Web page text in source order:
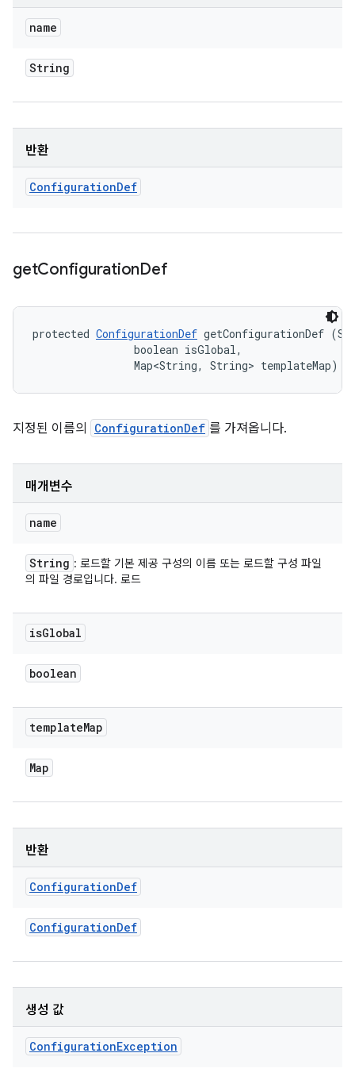
name
String
반환
ConfigurationDef
getConfigurationDef
protected ConfigurationDef getConfigurationDef
                boolean isGlobal,
                Map<String, String> templateMap)
지정된 이름의 ConfigurationDef 를 가져옵니다.
매개변수
name
String : 로드할 기본 제공 구성의 이름 또는 로드할 구성 파일
의 파일 경로입니다. 로드
isGlobal
boolean
templateMap
Map
반환
ConfigurationDef
ConfigurationDef
생성 값
ConfigurationException